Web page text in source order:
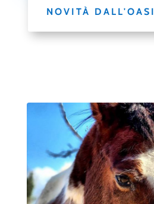
NOVITÀ DALL'OASI